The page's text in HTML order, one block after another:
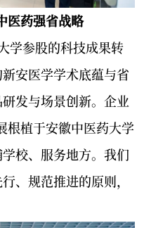
医药强省战略
学参股的科技成果转
安医学学术底蕴与省
发与场景创新。企业
根植于安徽中医药大学
校、服务地方。我们
、规范推进的原则，